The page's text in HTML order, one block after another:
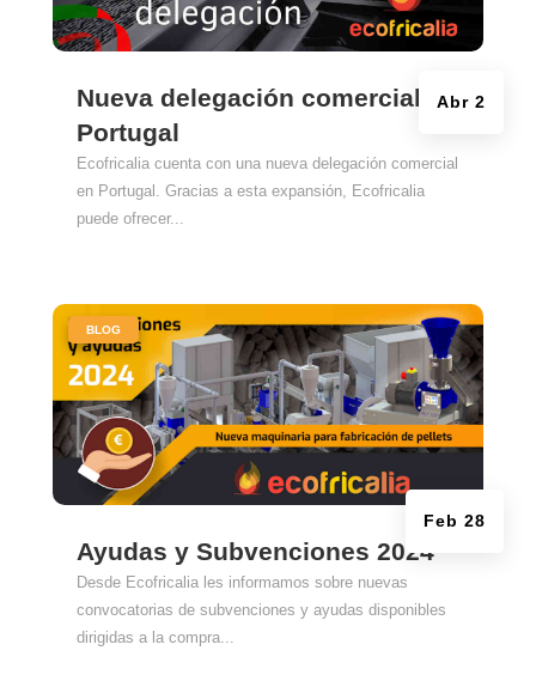
Nueva delegación comercial en
Portugal
Abr 2
Ecofricalia cuenta con una nueva delegación comercial
en Portugal. Gracias a esta expansión, Ecofricalia
puede ofrecer...
Ayudas y Subvenciones 2024
Feb 28
BLOG
Desde Ecofricalia les informamos sobre nuevas
convocatorias de subvenciones y ayudas disponibles
dirigidas a la compra...